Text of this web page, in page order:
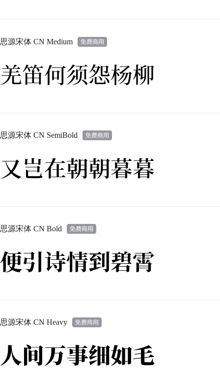
思源宋体 CN Medium
羌笛何须怨杨柳
思源宋体 CN SemiBold
又岂在朝朝暮暮
思源宋体 CN Bold
便引诗情到碧霄
思源宋体 CN Heavy
人间万事细如毛